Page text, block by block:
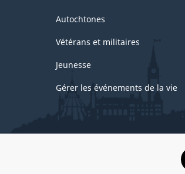
Autochtones
Vétérans et militaires
Jeunesse
Gérer les événements de la vie